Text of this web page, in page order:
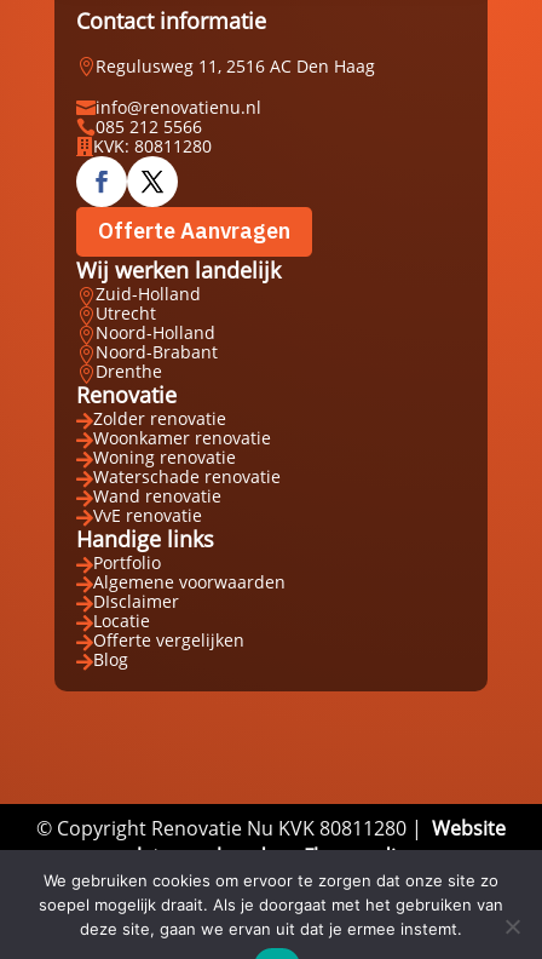
Contact informatie
Regulusweg 11, 2516 AC Den Haag
info@renovatienu.nl
085 212 5566
 KVK: 80811280
Offerte Aanvragen
Wij werken landelijk
Zuid-Holland
Utrecht
Noord-Holland
Noord-Brabant
Drenthe
Renovatie
Zolder renovatie
Woonkamer renovatie
Woning renovatie
Waterschade renovatie
Wand renovatie
VvE renovatie
Handige links
Portfolio
Algemene voorwaarden
DIsclaimer
Locatie
Offerte vergelijken
Blog
© Copyright Renovatie Nu KVK 80811280 | Website
laten maken door Flexamedia
Privacyverklaring|Disclaimer| Algemene
Voorwaarden
We gebruiken cookies om ervoor te zorgen dat onze site zo
soepel mogelijk draait. Als je doorgaat met het gebruiken van
deze site, gaan we ervan uit dat je ermee instemt.